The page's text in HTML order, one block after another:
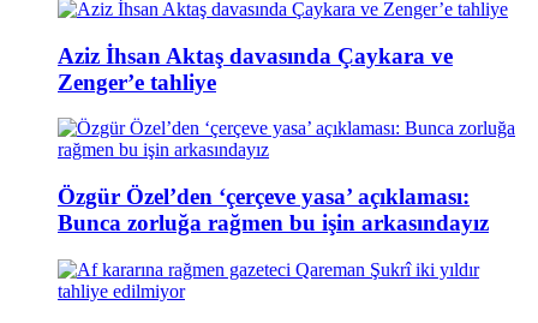
Aziz İhsan Aktaş davasında Çaykara ve
Zenger’e tahliye
Özgür Özel’den ‘çerçeve yasa’ açıklaması:
Bunca zorluğa rağmen bu işin arkasındayız